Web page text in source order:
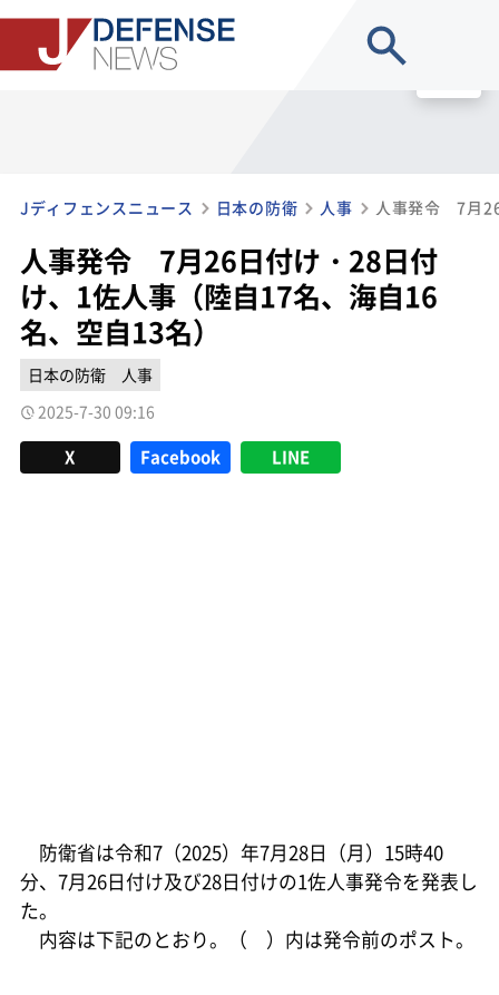
Jディフェンスニュース 日本の防衛 人事
人事発令 7月26日付け・28日付
け、1佐人事（陸自17名、海自16
名、空自13名）
日本の防衛
人事
2025-7-30 09:16
X Facebook LINE
防衛省は令和7（2025）年7月28日（月）15時40
分、7月26日付け及び28日付けの1佐人事発令を発表し
た。
内容は下記のとおり。（ ）内は発令前のポスト。